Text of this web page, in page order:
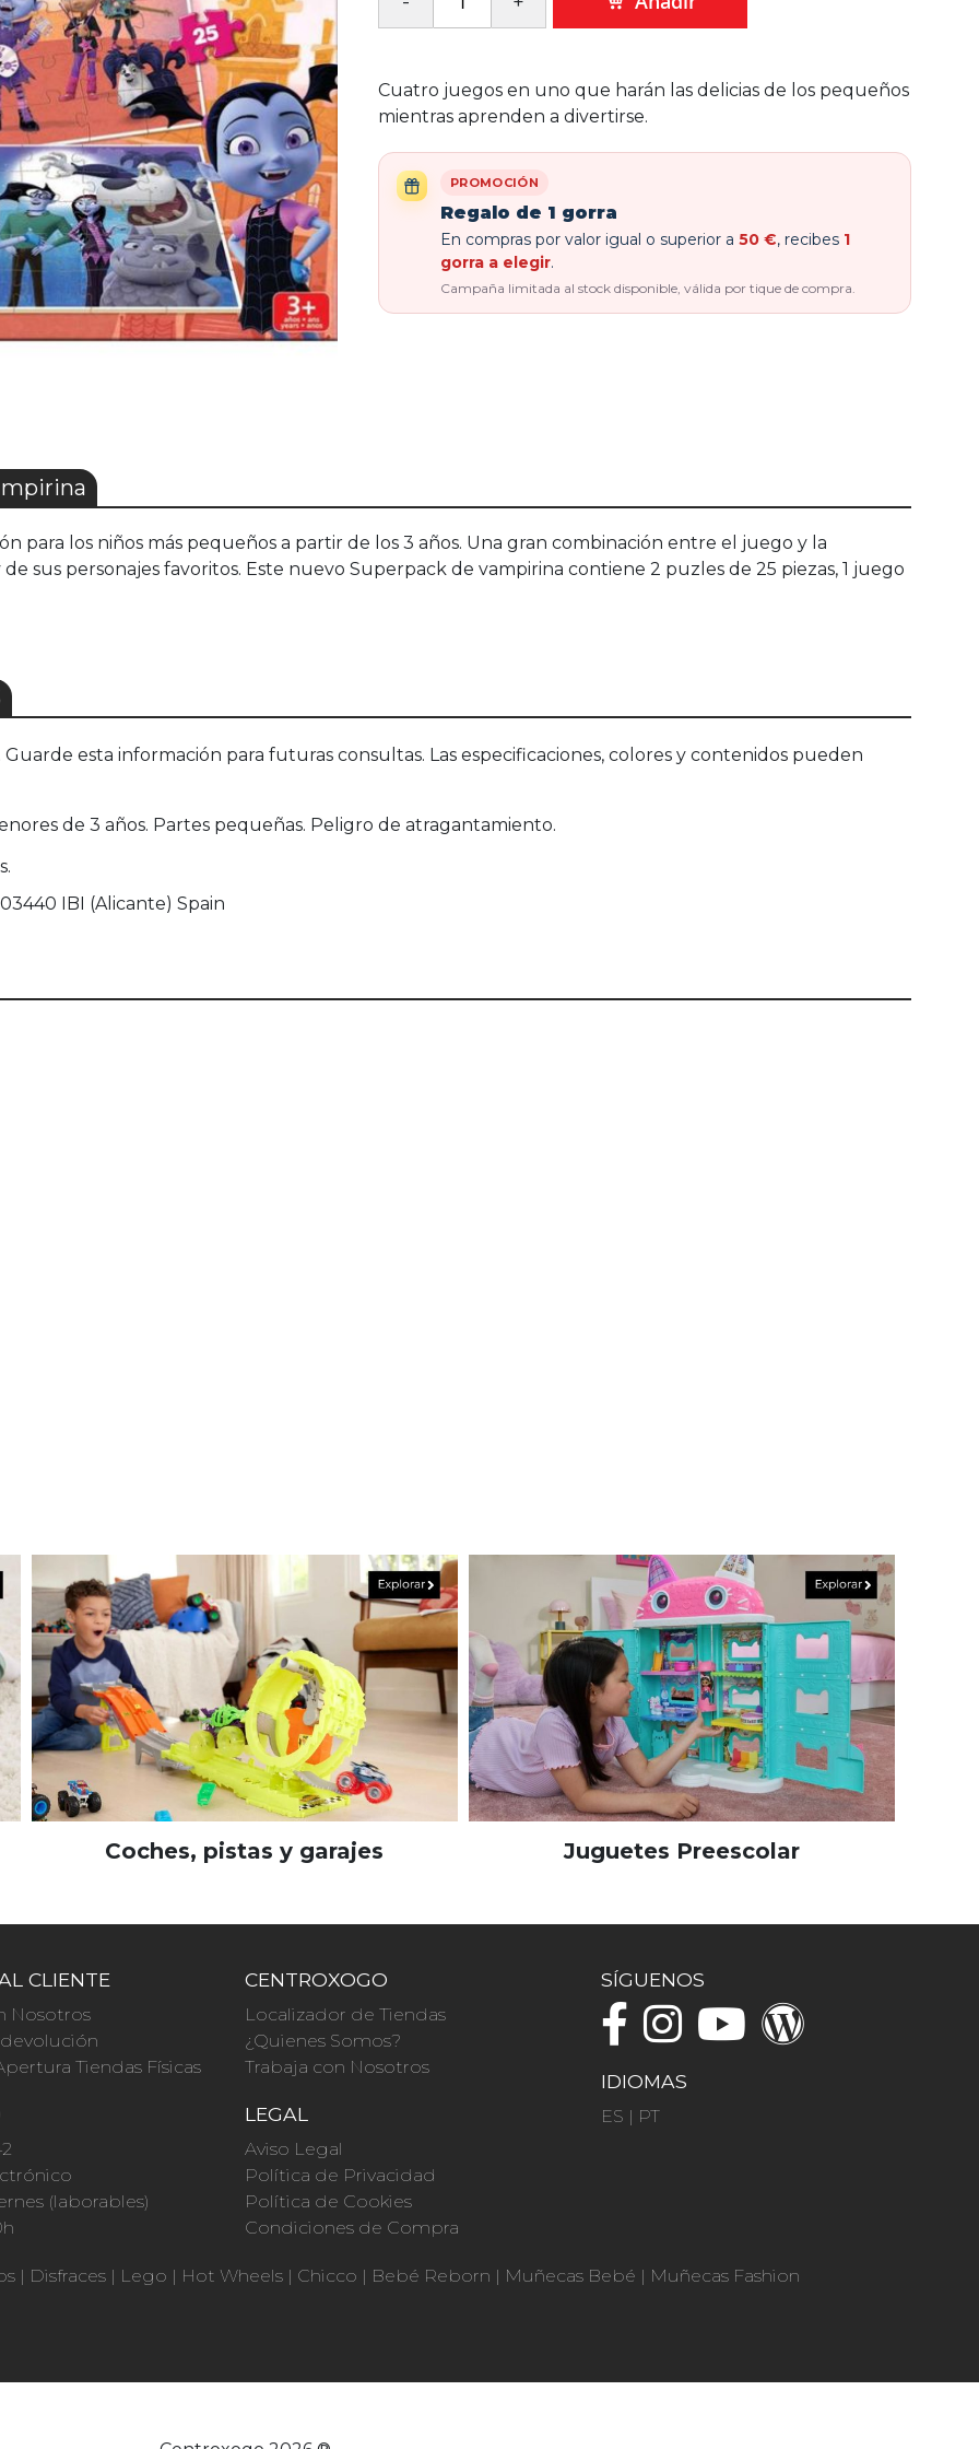
Cuatro juegos en uno que harán las delicias de los pequeños
mientras aprenden a divertirse.
PROMOCIÓN
Regalo de 1 gorra
En compras por valor igual o superior a 50 €, recibes 1
gorra a elegir.
Campaña limitada al stock disponible, válida por tique de compra.
para los niños más pequeños a partir de los 3 años. Una gran combinación entre el juego y la
sus personajes favoritos. Este nuevo Superpack de vampirina contiene 2 puzles de 25 piezas, 1 juego
esta información para futuras consultas. Las especificaciones, colores y contenidos pueden
de 3 años. Partes pequeñas. Peligro de atragantamiento.
IBI (Alicante) Spain
Coches, pistas y garajes Juguetes Preescolar
CLIENTE
Nosotros
Tiendas Físicas
(laborables)
CENTROXOGO
Localizador de Tiendas
¿Quienes Somos?
Trabaja con Nosotros
LEGAL
Aviso Legal
Política de Privacidad
Política de Cookies
Condiciones de Compra
SÍGUENOS
IDIOMAS
ES | PT
| Disfraces | Lego | Hot Wheels | Chicco | Bebé Reborn | Muñecas Bebé | Muñecas Fashion